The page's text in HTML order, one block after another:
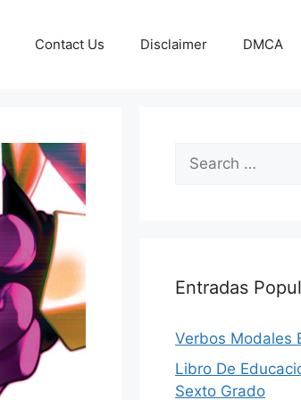
Contact Us Disclaimer DMCA
Search
for:
Entradas
Verbos Modales
Libro De
Sexto Grado